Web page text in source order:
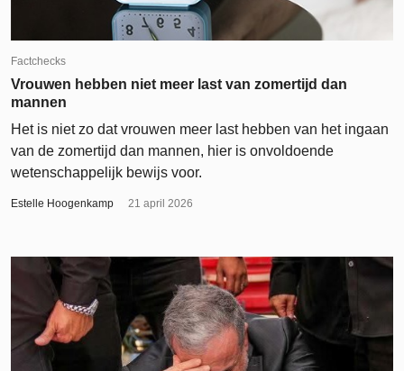
Factchecks
Vrouwen hebben niet meer last van zomertijd dan
mannen
Het is niet zo dat vrouwen meer last hebben van het ingaan
van de zomertijd dan mannen, hier is onvoldoende
wetenschappelijk bewijs voor.
Estelle Hoogenkamp 21 april 2026